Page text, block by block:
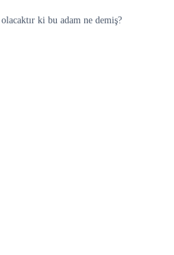
ki bu adam ne demiş?